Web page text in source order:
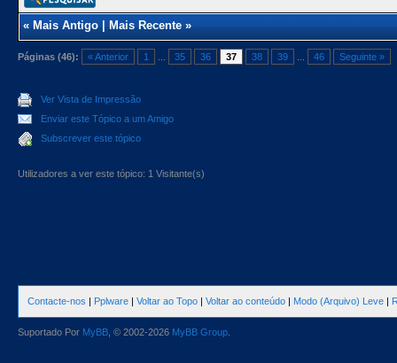
«Mais Antigo|Mais Recente»
Páginas (46): « Anterior 1 35 36 37 38 39 46 Seguinte »
Ver Vista de Impressão
Enviar este Tópico a um Amigo
Subscrever este tópico
Utilizadores a ver este tópico: 1 Visitante(s)
Contacte-nos | Pplware | Voltar ao Topo | Voltar ao conteúdo | Modo (Arquivo) Leve |
Suportado Por MyBB , © 2002-2026 MyBB Group